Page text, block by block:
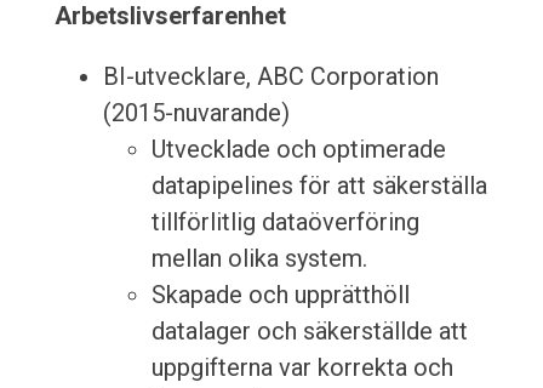
Arbetslivserfarenhet
BI-utvecklare, ABC Corporation
(2015-nuvarande)
Utvecklade och optimerade
datapipelines för att säkerställa
tillförlitlig dataöverföring
mellan olika system.
Skapade och upprätthöll
datalager och säkerställde att
uppgifterna var korrekta och